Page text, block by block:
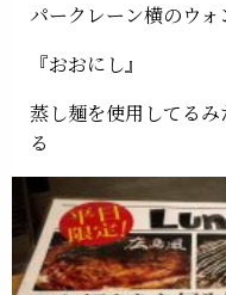
パークレーン横のウォ
『おおにし』
蒸し麺を使用してる
る